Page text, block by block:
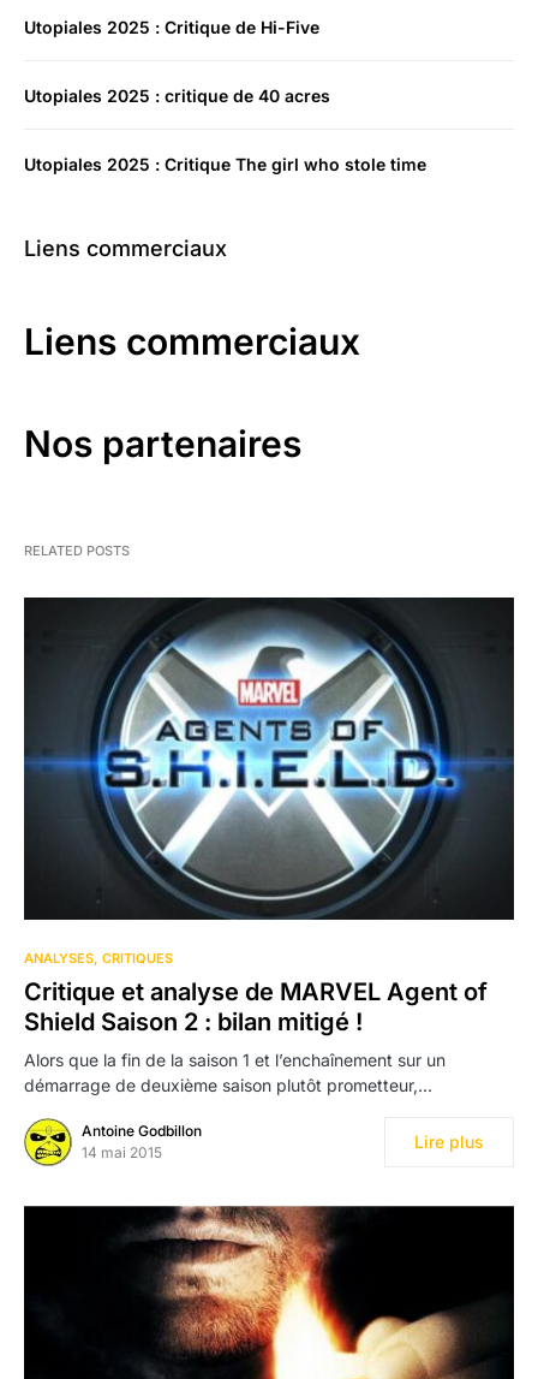
Utopiales 2025 : Critique de Hi-Five
Utopiales 2025 : critique de 40 acres
Utopiales 2025 : Critique The girl who stole time
Liens commerciaux
Liens commerciaux
Nos partenaires
RELATED POSTS
ANALYSES CRITIQUES
Critique et analyse de MARVEL Agent of
Shield Saison 2 : bilan mitigé !
Alors que la fin de la saison 1 et l’enchaînement sur un
démarrage de deuxième saison plutôt prometteur,…
Antoine Godbillon
14 mai 2015
Lire plus